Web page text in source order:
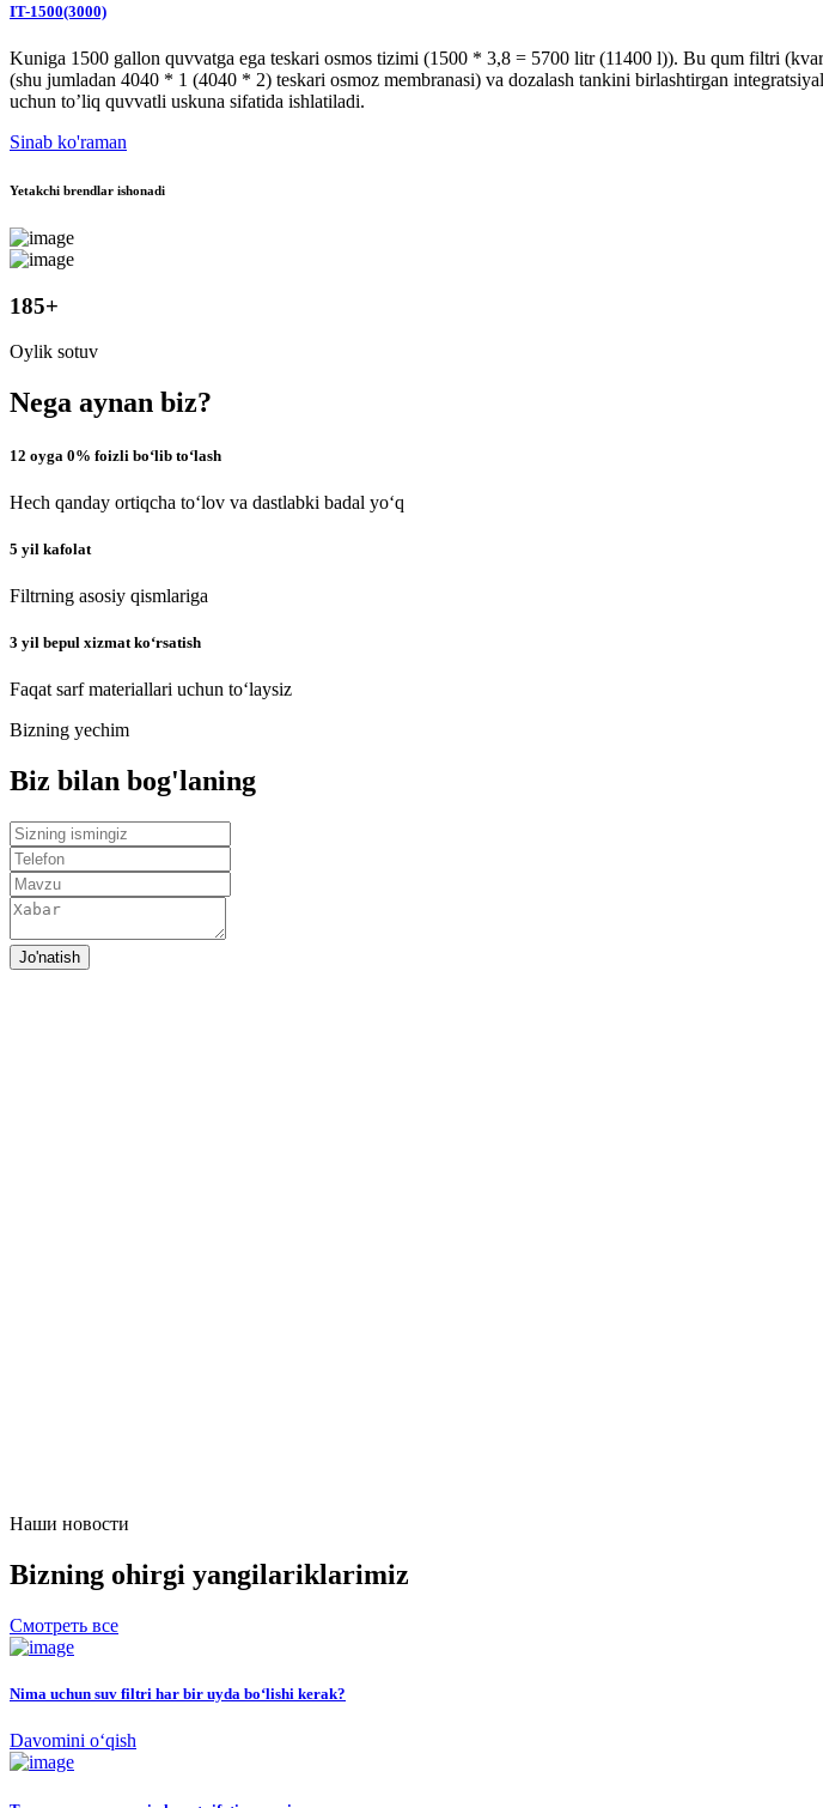
IT-1500(3000)
Kuniga 1500 gallon quvvatga ega teskari osmos tizimi (1500 * 3,8 = 5700 litr (11400 l)). Bu qum filtri
(shu jumladan 4040 * 1 (4040 * 2) teskari osmoz membranasi) va dozalash tankini birlashtirgan
uchun to’liq quvvatli uskuna sifatida ishlatiladi.
Sinab ko'raman
Yetakchi brendlar ishonadi
185+
Oylik sotuv
Nega aynan biz?
12 oyga 0% foizli bo‘lib to‘lash
Hech qanday ortiqcha to‘lov va dastlabki badal yo‘q
5 yil kafolat
Filtrning asosiy qismlariga
3 yil bepul xizmat ko‘rsatish
Faqat sarf materiallari uchun to‘laysiz
Bizning yechim
Biz bilan bog'laning
Jo'natish
Наши новости
Bizning ohirgi yangilariklarimiz
Смотреть все
Nima uchun suv filtri har bir uyda bo‘lishi kerak?
Davomini o‘qish